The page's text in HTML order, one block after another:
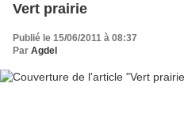
Vert prairie
Publié le 15/06/2011 à 08:37
Par Agdel